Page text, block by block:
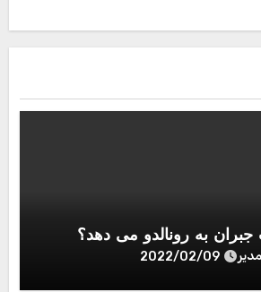
به رونالدو می دهد؟
مدیر 2022/02/09